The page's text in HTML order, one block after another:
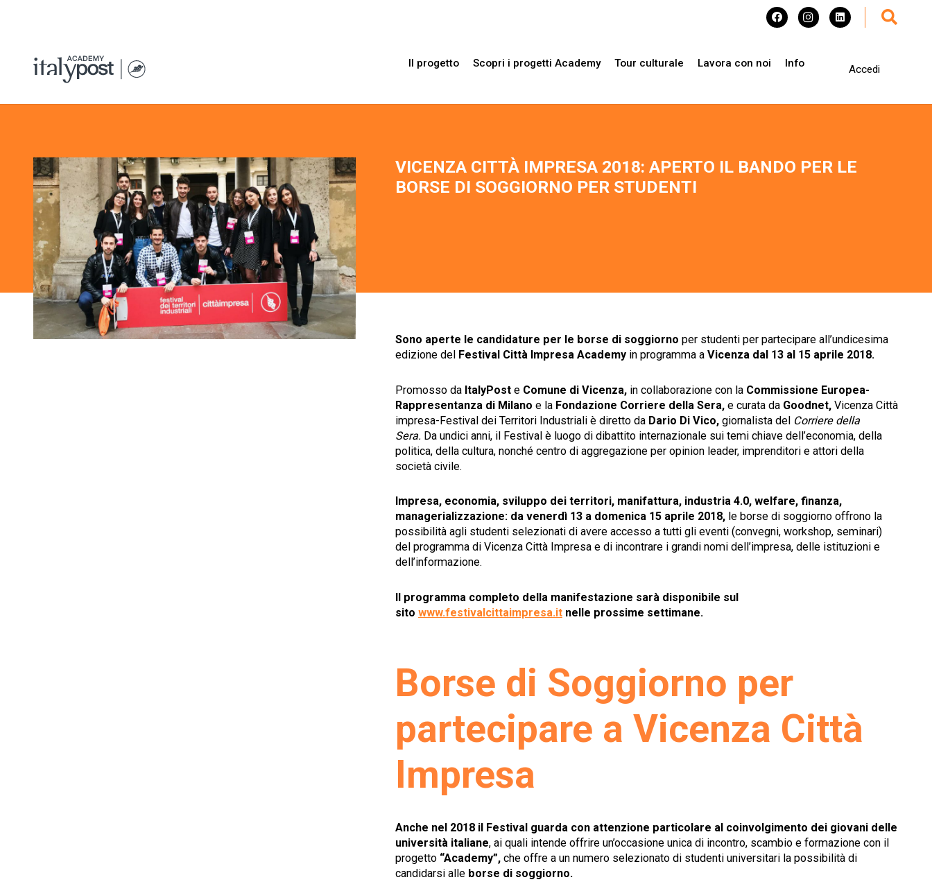
Il progetto Scopri i progetti Academy Tour culturale Lavora con noi Info
Accedi
VICENZA CITTÀ IMPRESA 2018: APERTO IL BANDO PER LE
BORSE DI SOGGIORNO PER STUDENTI
Sono aperte le candidature per le borse di soggiorno per studenti per partecipare all’undicesima
edizione del Festival Città Impresa Academy in programma a Vicenza dal 13 al 15 aprile 2018.
Promosso da ItalyPost e Comune di Vicenza,in collaborazione con la Commissione Europea-
Rappresentanza di Milano e laFondazione Corriere della Sera,e curata da Goodnet, Vicenza Città
impresa-Festival dei Territori Industriali è diretto da Dario Di Vico, giornalista del Corriere della
Sera. Da undici anni, il Festival è luogo di dibattito internazionale sui temi chiave dell’economia, della
politica, della cultura, nonché centro di aggregazione per opinion leader, imprenditori e attori della
società civile.
Impresa, economia, sviluppo dei territori, manifattura, industria 4.0, welfare, finanza,
managerializzazione: da venerdì 13 a domenica 15 aprile 2018, le borse di soggiorno offrono la
possibilità agli studenti selezionati di avere accesso a tutti gli eventi (convegni, workshop, seminari)
del programma di Vicenza Città Impresa e di incontrare i grandi nomi dell’impresa, delle istituzioni e
dell’informazione.
Il programma completo della manifestazione sarà disponibile sul
sito www.festivalcittaimpresa.it nelle prossime settimane.
Borse di Soggiorno per
partecipare a Vicenza Città
Impresa
Anche nel 2018 il Festival guarda con attenzione particolare al coinvolgimento dei giovani delle
università italiane, ai quali intende offrire un’occasione unica di incontro, scambio e formazione con il
progetto “Academy”,che offre a un numero selezionato di studenti universitari la possibilità di
candidarsi alle borse di soggiorno.